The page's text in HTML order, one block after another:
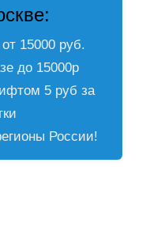
15000 руб.
до 15000р
5 руб за
России!